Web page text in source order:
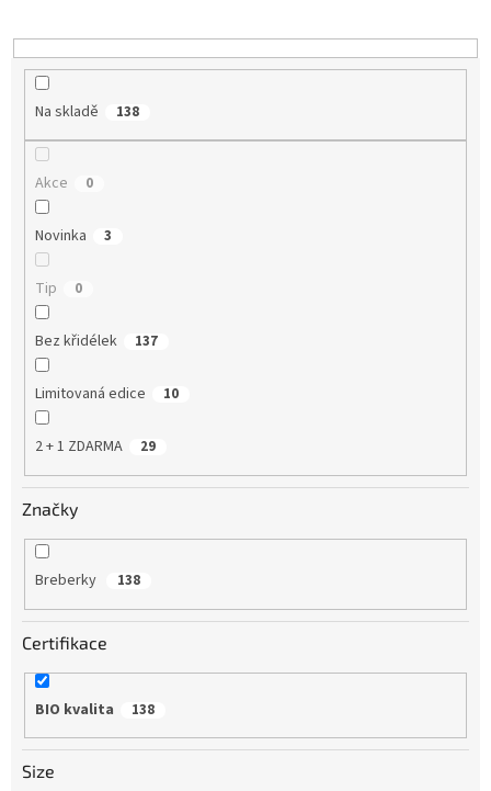
k
t
Na skladě 138
Akce 0
Novinka 3
Tip 0
Bez křidélek 137
Limitovaná edice 10
2 + 1 ZDARMA 29
Značky
Breberky 138
Certifikace
BIO kvalita 138
Size